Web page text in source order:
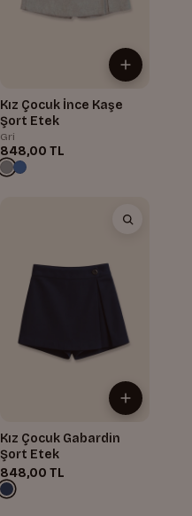
Kız Çocuk İnce Kaşe
Şort Etek
Gri
848,00 TL
Kız Çocuk Gabardin
Şort Etek
848,00 TL